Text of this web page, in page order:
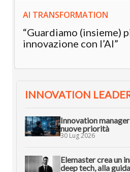
AI TRANSFORMATION
“Guardiamo (insieme)
innovazione con l’AI”
INNOVATION
Innovation manager
nuove priorità
30 Lug 2026
Elemaster crea un
deep tech, alla